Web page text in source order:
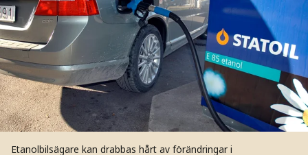
Etanolbilsägare kan drabbas hårt av förändringar i